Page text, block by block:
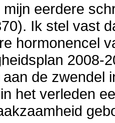
eerdere
Ik stel vast
hormonencel
2008-
de zwendel
het verleden